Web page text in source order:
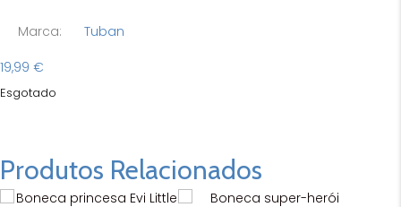
Marca:
Tuban
19,99 €
Esgotado
Produtos Relacionados